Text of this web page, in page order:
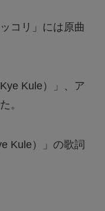
コリ」には原曲
Kule）」、ア
。
Kule）」の歌詞